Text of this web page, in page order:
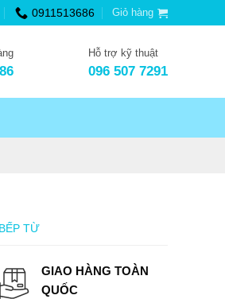
0911513686 Giỏ hàng
Hỗ trợ kỹ thuật
096 507 7291
BẾP TỪ
GIAO HÀNG TOÀN
QUỐC